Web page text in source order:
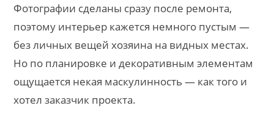
Фотографии сделаны сразу после ремонта,
поэтому интерьер кажется немного пустым —
без личных вещей хозяина на видных местах.
Но по планировке и декоративным элементам
ощущается некая маскулинность — как того и
хотел заказчик проекта.